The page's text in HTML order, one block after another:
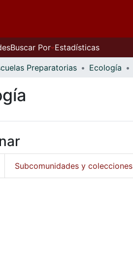
Buscar Por Estadísticas
Preparatorias Ecología
Subcomunidades y colecciones